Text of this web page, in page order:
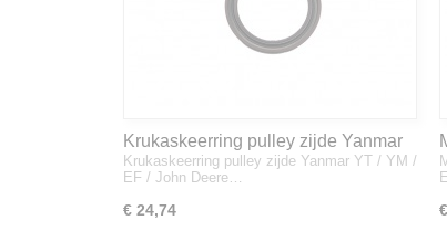
Krukaskeerring pulley zijde Yanmar
YT / YM / EF / John Deere - 119934-
01800
Krukaskeerring pulley zijde Yanmar YT / YM /
EF / John Deere…
€ 24,74